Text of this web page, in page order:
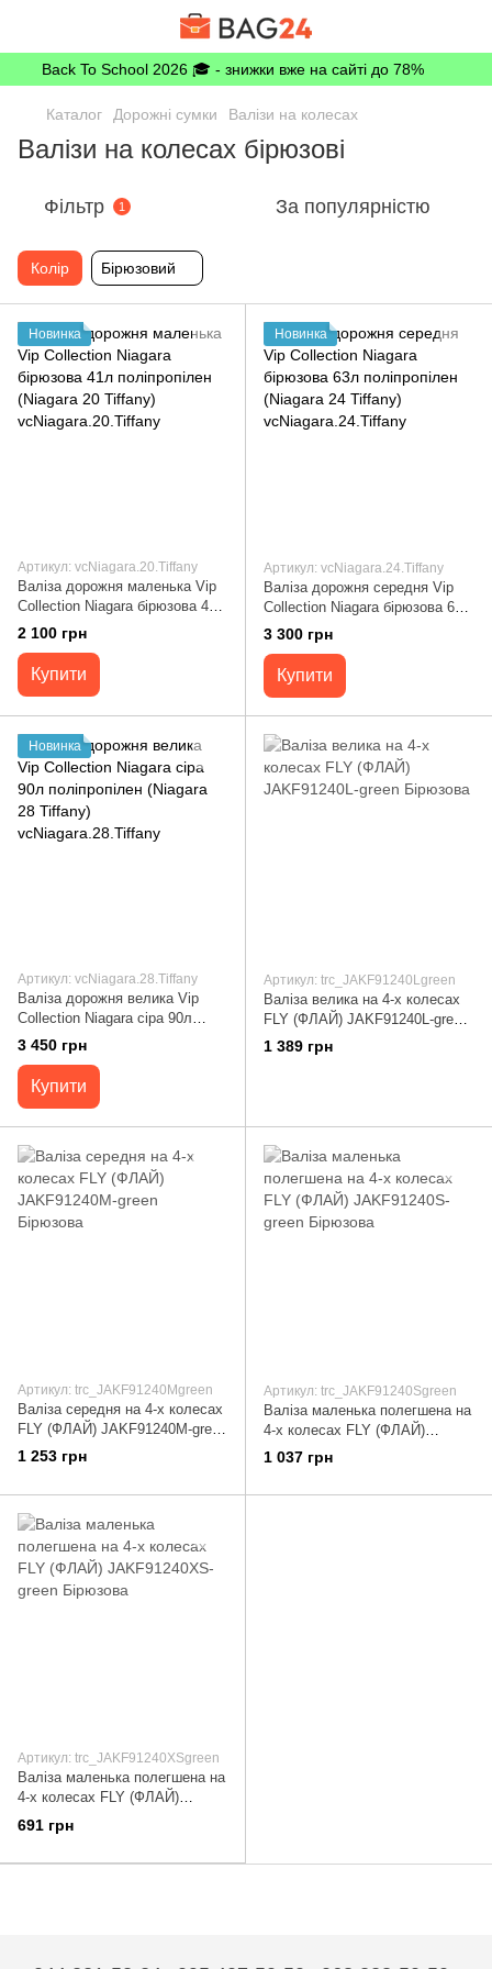
Back To School 2026 🎓 - знижки вже на сайті до 78%
Каталог Дорожні сумки Валізи на колесах
Валізи на колесах бірюзові
Фільтр 1 За популярністю
Колір Бірюзовий
Новинка
Артикул: vcNiagara.20.Tiffany
Валіза дорожня маленька Vip
Collection Niagara бірюзова 41л
поліпропілен (Niagara 20
Tiffany) vcNiagara.20.Tiffany
2 100 грн
Купити
Новинка
Артикул: vcNiagara.24.Tiffany
Валіза дорожня середня Vip
Collection Niagara бірюзова 63л
поліпропілен (Niagara 24
Tiffany) vcNiagara.24.Tiffany
3 300 грн
Купити
Новинка
Артикул: vcNiagara.28.Tiffany
Валіза дорожня велика Vip
Collection Niagara сіра 90л
поліпропілен (Niagara 28
Tiffany) vcNiagara.28.Tiffany
3 450 грн
Купити
Артикул: trc_JAKF91240Lgreen
Валіза велика на 4-х колесах
FLY (ФЛАЙ) JAKF91240L-green
Бірюзова
1 389 грн
Артикул: trc_JAKF91240Mgreen
Валіза середня на 4-х колесах
FLY (ФЛАЙ) JAKF91240M-green
Бірюзова
1 253 грн
Артикул: trc_JAKF91240Sgreen
Валіза маленька полегшена на
4-х колесах FLY (ФЛАЙ)
JAKF91240S-green Бірюзова
1 037 грн
Артикул: trc_JAKF91240XSgreen
Валіза маленька полегшена на
4-х колесах FLY (ФЛАЙ)
JAKF91240XS-green Бірюзова
691 грн